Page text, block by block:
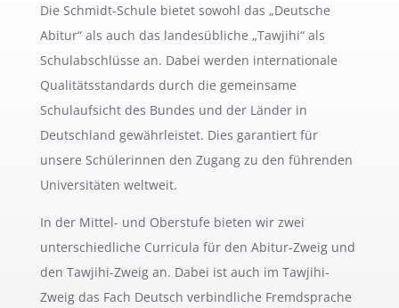
Die Schmidt-Schule bietet sowohl das „Deutsche
Abitur“ als auch das landesübliche „Tawjihi“ als
Schulabschlüsse an. Dabei werden internationale
Qualitätsstandards durch die gemeinsame
Schulaufsicht des Bundes und der Länder in
Deutschland gewährleistet. Dies garantiert für
unsere Schülerinnen den Zugang zu den führenden
Universitäten weltweit.
In der Mittel- und Oberstufe bieten wir zwei
unterschiedliche Curricula für den Abitur-Zweig und
den Tawjihi-Zweig an. Dabei ist auch im Tawjihi-
Zweig das Fach Deutsch verbindliche Fremdsprache